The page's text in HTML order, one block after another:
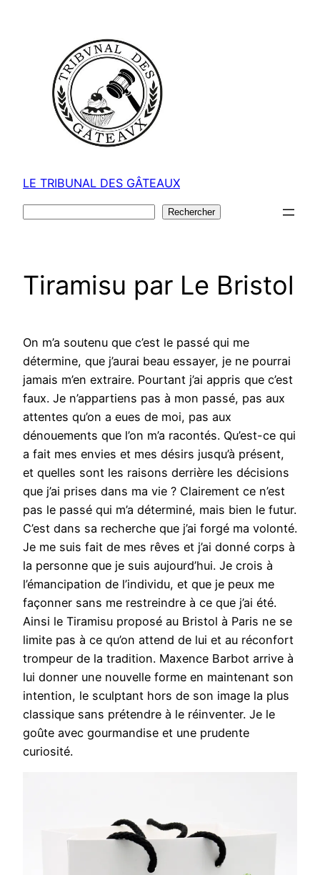
LE TRIBUNAL DES GÂTEAUX
Rechercher
Tiramisu par Le Bristol
On m’a soutenu que c’est le passé qui me
détermine, que j’aurai beau essayer, je ne pourrai
jamais m’en extraire. Pourtant j’ai appris que c’est
faux. Je n’appartiens pas à mon passé, pas aux
attentes qu’on a eues de moi, pas aux
dénouements que l’on m’a racontés. Qu’est-ce qui
a fait mes envies et mes désirs jusqu’à présent,
et quelles sont les raisons derrière les décisions
que j’ai prises dans ma vie ? Clairement ce n’est
pas le passé qui m’a déterminé, mais bien le futur.
C’est dans sa recherche que j’ai forgé ma volonté.
Je me suis fait de mes rêves et j’ai donné corps à
la personne que je suis aujourd’hui. Je crois à
l’émancipation de l’individu, et que je peux me
façonner sans me restreindre à ce que j’ai été.
Ainsi le Tiramisu proposé au Bristol à Paris ne se
limite pas à ce qu’on attend de lui et au réconfort
trompeur de la tradition. Maxence Barbot arrive à
lui donner une nouvelle forme en maintenant son
intention, le sculptant hors de son image la plus
classique sans prétendre à le réinventer. Je le
goûte avec gourmandise et une prudente
curiosité.